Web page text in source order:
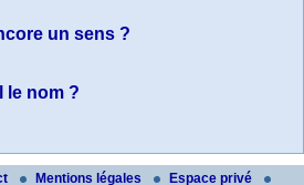
un sens ?
le nom ?
Mentions légales Espace privé